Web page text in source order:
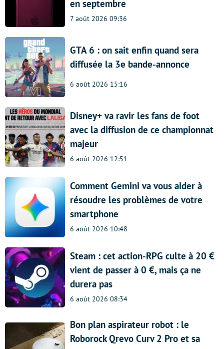
en septembre
7 août 2026 09:36
GTA 6 : on sait enfin quand sera
diffusée la 3e bande-annonce
6 août 2026 15:16
Disney+ va ravir les fans de foot
avec la diffusion de ce championnat
majeur
6 août 2026 12:51
Comment Gemini va vous aider à
résoudre les problèmes de votre
smartphone
6 août 2026 10:48
Steam : cet action-RPG culte à 20 €
vient de passer à 0 €, mais ça ne
durera pas
6 août 2026 08:34
Bon plan aspirateur robot : le
Roborock Qrevo Curv 2 Pro et sa